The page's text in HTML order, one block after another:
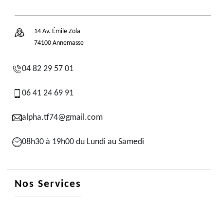
14 Av. Émile Zola
74100 Annemasse
04 82 29 57 01
06 41 24 69 91
alpha.tf74@gmail.com
08h30 à 19h00 du Lundi au Samedi
Nos Services